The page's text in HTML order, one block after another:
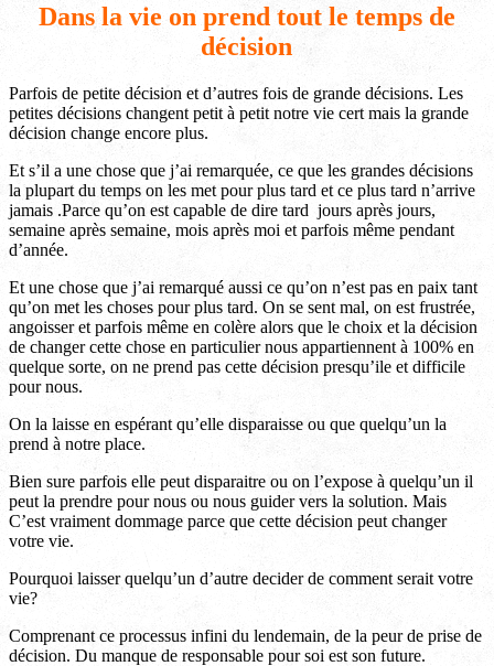
Dans la vie on prend tout le temps de
décision
Parfois de petite décision et d’autres fois de grande décisions. Les
petites décisions changent petit à petit notre vie cert mais la grande
décision change encore plus.
Et s’il a une chose que j’ai remarquée, ce que les grandes décisions
la plupart du temps on les met pour plus tard et ce plus tard n’arrive
jamais .Parce qu’on est capable de dire tard jours après jours,
semaine après semaine, mois après moi et parfois même pendant
d’année.
Et une chose que j’ai remarqué aussi ce qu’on n’est pas en paix tant
qu’on met les choses pour plus tard. On se sent mal, on est frustrée,
angoisser et parfois même en colère alors que le choix et la décision
de changer cette chose en particulier nous appartiennent à 100% en
quelque sorte, on ne prend pas cette décision presqu’ile et difficile
pour nous.
On la laisse en espérant qu’elle disparaisse ou que quelqu’un la
prend à notre place.
Bien sure parfois elle peut disparaitre ou on l’expose à quelqu’un il
peut la prendre pour nous ou nous guider vers la solution. Mais
C’est vraiment dommage parce que cette décision peut changer
votre vie.
Pourquoi laisser quelqu’un d’autre decider de comment serait votre
vie?
Comprenant ce processus infini du lendemain, de la peur de prise de
décision. Du manque de responsable pour soi est son future.